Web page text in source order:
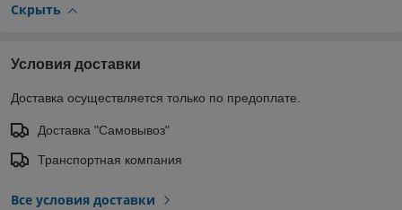
Скрыть
Условия доставки
Доставка осуществляется только по предоплате.
Доставка "Самовывоз"
Транспортная компания
Все условия доставки